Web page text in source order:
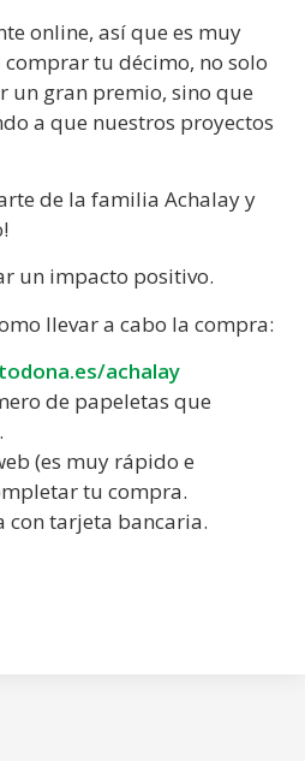
online, así que es muy
tu décimo, no solo
un gran premio, sino que
a que nuestros proyectos
de la familia Achalay y
un impacto positivo.
llevar a cabo la compra:
achalay
de papeletas que
(es muy rápido e
tu compra.
con tarjeta bancaria.